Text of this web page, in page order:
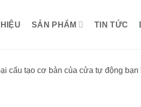
SẢN PHẨM TIN TỨC